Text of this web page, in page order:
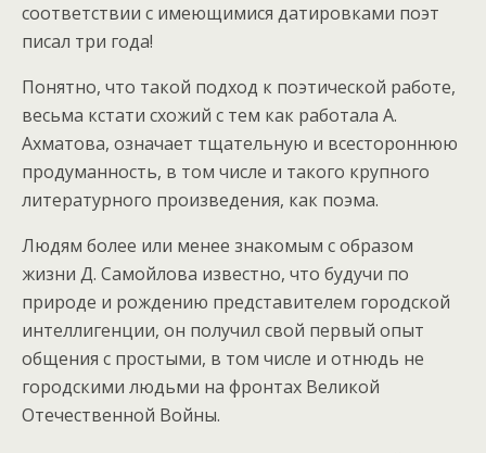
соответствии с имеющимися датировками поэт
писал три года!
Понятно, что такой подход к поэтической работе,
весьма кстати схожий с тем как работала А.
Ахматова, означает тщательную и всестороннюю
продуманность, в том числе и такого крупного
литературного произведения, как поэма.
Людям более или менее знакомым с образом
жизни Д. Самойлова известно, что будучи по
природе и рождению представителем городской
интеллигенции, он получил свой первый опыт
общения с простыми, в том числе и отнюдь не
городскими людьми на фронтах Великой
Отечественной Войны.